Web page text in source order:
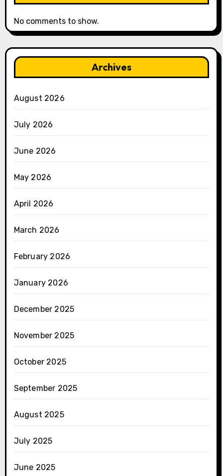
No comments to show.
Archives
August 2026
July 2026
June 2026
May 2026
April 2026
March 2026
February 2026
January 2026
December 2025
November 2025
October 2025
September 2025
August 2025
July 2025
June 2025